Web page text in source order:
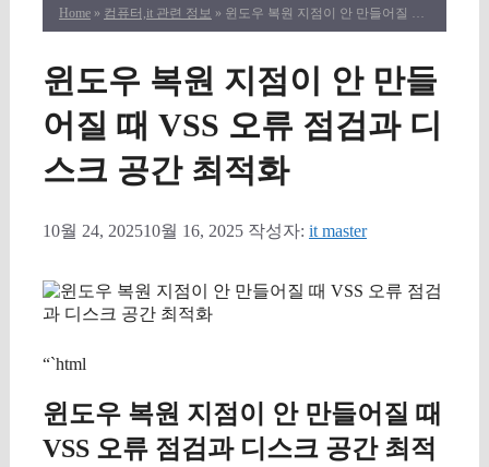
Home » 컴퓨터,it 관련 정보 » 윈도우 복원 지점이 안 만들어질 때 VSS 오류 점검과 디스크 공간 최적화
윈도우 복원 지점이 안 만들
어질 때 VSS 오류 점검과 디
스크 공간 최적화
10월 24, 202510월 16, 2025 작성자: it master
“`html
윈도우 복원 지점이 안 만들어질 때
VSS 오류 점검과 디스크 공간 최적